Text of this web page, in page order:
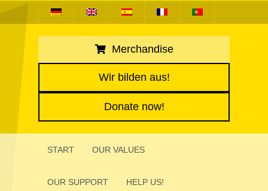
Merchandise
Wir bilden aus!
Donate now!
START OUR VALUES
OUR SUPPORT HELP US!